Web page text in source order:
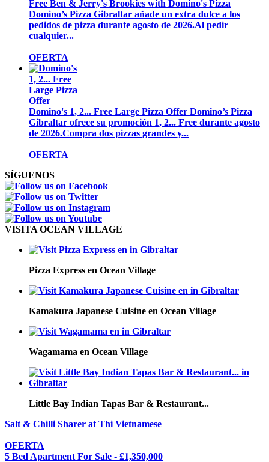
Free Ben & Jerry's Brookies with Domino's Pizza
Domino’s Pizza Gibraltar añade un extra dulce a los
pedidos de pizza durante agosto de 2026.Al pedir
cualquier...
OFERTA
Domino's 1, 2... Free Large Pizza Offer Domino’s Pizza
Gibraltar ofrece su promoción 1, 2... Free durante agosto
de 2026.Compra dos pizzas grandes y...
OFERTA
SÍGUENOS
VISITA OCEAN VILLAGE
Pizza Express en Ocean Village
Kamakura Japanese Cuisine en Ocean Village
Wagamama en Ocean Village
Little Bay Indian Tapas Bar & Restaurant...
Salt & Chilli Sharer at Thi Vietnamese
OFERTA
5 Bed Apartment For Sale - £1,350,000